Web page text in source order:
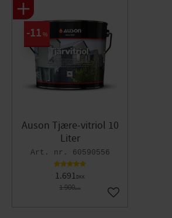
Auson Tjære-vitriol 10
Liter
60590556
1.691DKK
1.900DKK
11 %
Gem som favorit